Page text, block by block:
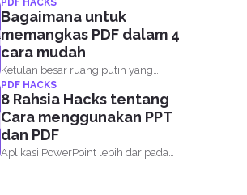
adalah proses membuat kertas kerja
sekolah lama...
PDF HACKS
Bagaimana untuk
memangkas PDF dalam 4
cara mudah
Ketulan besar ruang putih yang
dipanggil margin atau sempadan
ditetapkan...
PDF HACKS
8 Rahsia Hacks tentang
Cara menggunakan PPT
dan PDF
Aplikasi PowerPoint lebih daripada